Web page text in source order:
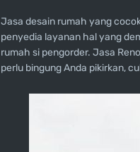
Jasa desain rumah yang
penyedia layanan hal yang
rumah si pengorder. Jasa
perlu bingung Anda pikirkan,